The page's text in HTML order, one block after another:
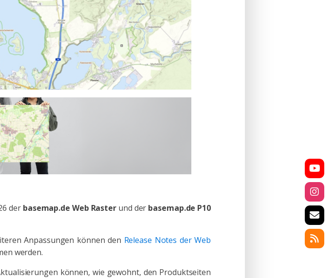
der basemap.de Web Rasterund der basemap.de P10
Anpassungen können den Release Notes der Web
werden.
können, wie gewohnt, den Produktseiten